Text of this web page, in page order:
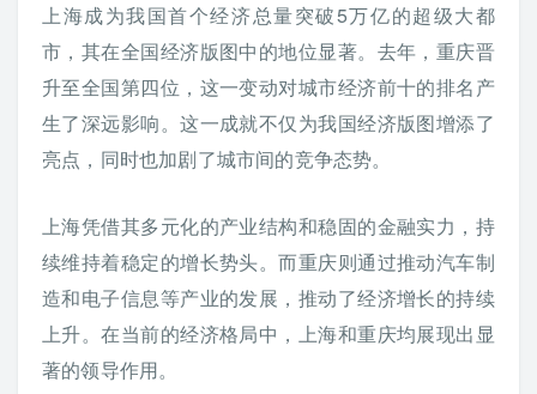
上海成为我国首个经济总量突破5万亿的超级大都
市，其在全国经济版图中的地位显著。去年，重庆晋
升至全国第四位，这一变动对城市经济前十的排名产
生了深远影响。这一成就不仅为我国经济版图增添了
亮点，同时也加剧了城市间的竞争态势。
上海凭借其多元化的产业结构和稳固的金融实力，持
续维持着稳定的增长势头。而重庆则通过推动汽车制
造和电子信息等产业的发展，推动了经济增长的持续
上升。在当前的经济格局中，上海和重庆均展现出显
著的领导作用。